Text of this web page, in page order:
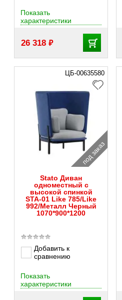
26 318 ₽
Показать
характеристики
ЦБ-00635580
под заказ
Stato Диван
одноместный с
высокой спинкой
STA-01 Like 785/Like
992/Металл Черный
1070*900*1200
Добавить к
сравнению
Показать
характеристики